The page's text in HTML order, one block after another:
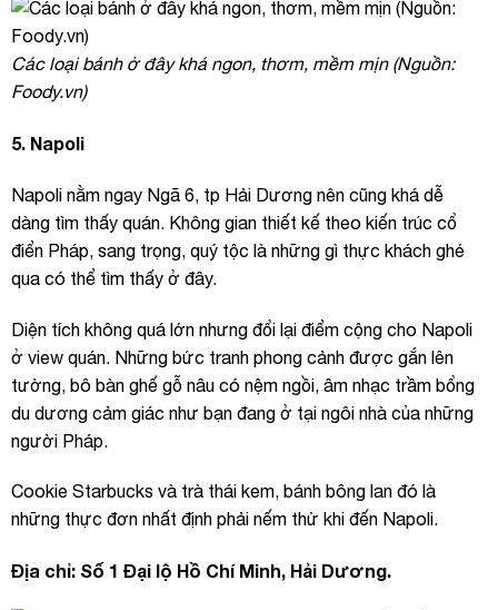
Các loại bánh ở đây khá ngon, thơm, mềm mịn (Nguồn:
Foody.vn)
5. Napoli
Napoli nằm ngay Ngã 6, tp Hải Dương nên cũng khá dễ
dàng tìm thấy quán. Không gian thiết kế theo kiến trúc cổ
điển Pháp, sang trọng, quý tộc là những gì thực khách ghé
qua có thể tìm thấy ở đây.
Diện tích không quá lớn nhưng đổi lại điểm cộng cho Napoli
ở view quán. Những bức tranh phong cảnh được gắn lên
tường, bô bàn ghế gỗ nâu có nệm ngồi, âm nhạc trầm bổng
du dương cảm giác như bạn đang ở tại ngôi nhà của những
người Pháp.
Cookie Starbucks và trà thái kem, bánh bông lan đó là
những thực đơn nhất định phải nếm thử khi đến Napoli.
Địa chỉ: Số 1 Đại lộ Hồ Chí Minh, Hải Dương.